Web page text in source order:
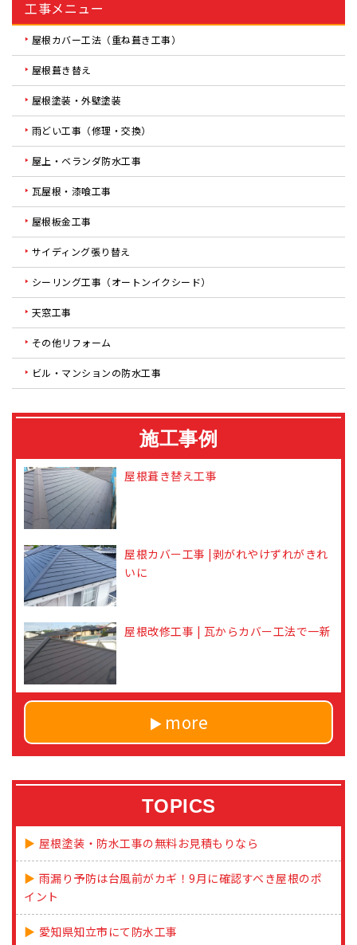
工事メニュー
屋根カバー工法（重ね葺き工事）
屋根葺き替え
屋根塗装・外壁塗装
雨どい工事（修理・交換）
屋上・ベランダ防水工事
瓦屋根・漆喰工事
屋根板金工事
サイディング張り替え
シーリング工事（オートンイクシード）
天窓工事
その他リフォーム
ビル・マンションの防水工事
施工事例
屋根葺き替え工事
屋根カバー工事 |剥がれやけずれがきれ
いに
屋根改修工事 | 瓦からカバー工法で一新
more
TOPICS
屋根塗装・防水工事の無料お見積もりなら
雨漏り予防は台風前がカギ！9月に確認すべき屋根のポ
イント
愛知県知立市にて防水工事